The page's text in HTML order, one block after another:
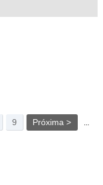
9 Próxima > ...